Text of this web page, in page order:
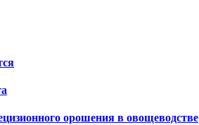
орошения в овощеводстве